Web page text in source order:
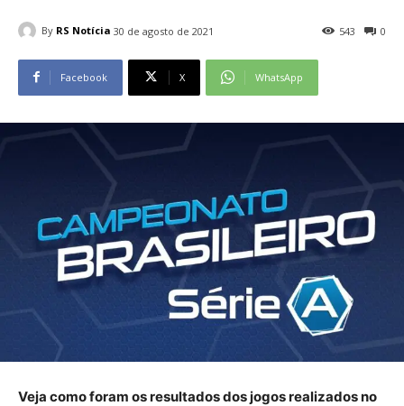
By RS Notícia 30 de agosto de 2021 0
543
Facebook X WhatsApp
Veja como foram os resultados dos jogos realizados no